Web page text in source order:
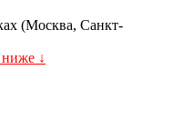
(Москва, Санкт-
↓